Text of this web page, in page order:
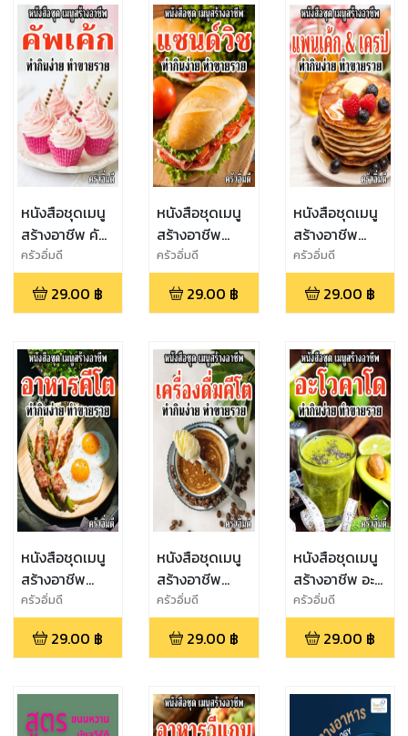
หนังสือชุดเมนู
สร้างอาชีพ คัพ
เค้ก ทำกินง่าย
ทำขายรวย
ครัวอิ่มดี
29.00 ฿
หนังสือชุดเมนู
สร้างอาชีพ
แซนด์วิช ทำกิน
ง่าย ทำขายรวย
ครัวอิ่มดี
29.00 ฿
หนังสือชุดเมนู
สร้างอาชีพ
แพนเค้ก&เครป
ทำกินง่าย ทำ
ขายรวย
ครัวอิ่มดี
29.00 ฿
หนังสือชุดเมนู
สร้างอาชีพ
อาหารคีโต ทำ
กินง่าย ทำขาย
รวย
ครัวอิ่มดี
29.00 ฿
หนังสือชุดเมนู
สร้างอาชีพ
เครื่องดื่มคีโต
ทำกินง่าย ทำ
ขายรวย
ครัวอิ่มดี
29.00 ฿
หนังสือชุดเมนู
สร้างอาชีพ อะโว
คาโด ทำกินง่าย
ทำขายรวย
ครัวอิ่มดี
29.00 ฿